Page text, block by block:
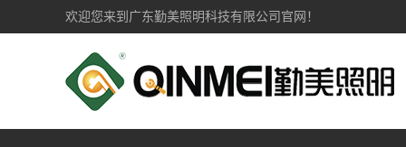
欢迎您来到广东勤美照明科技有限公司官网！